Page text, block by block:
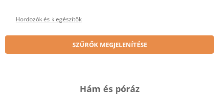
Hordozók és kiegészítők
SZŰRŐK MEGJELENÍTÉSE
Hám és póráz